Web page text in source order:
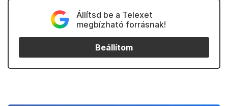
Állítsd be a Telexet
megbízható forrásnak!
Beállítom